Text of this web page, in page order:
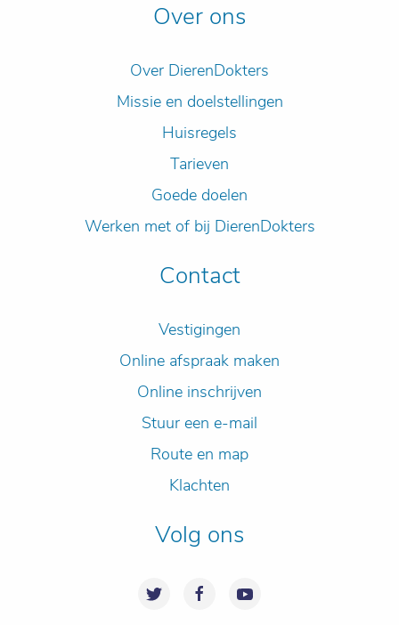
Over ons
Over DierenDokters
Missie en doelstellingen
Huisregels
Tarieven
Goede doelen
Werken met of bij DierenDokters
Contact
Vestigingen
Online afspraak maken
Online inschrijven
Stuur een e-mail
Route en map
Klachten
Volg ons